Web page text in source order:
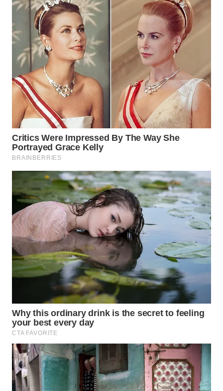
WN
PRIANGAN
TIMUR
WN
SEMARANG
WN
SOLO
BOROBUDUR
MADURA
WN
SURABAYA
WN
NATUNA
WN
WN
MANDALIKA
WN
LIKUPANG